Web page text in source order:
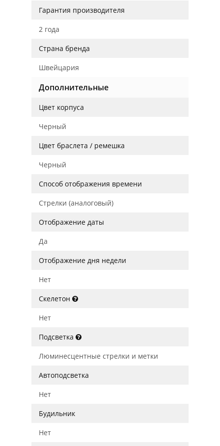
Гарантия производителя
2 года
Страна бренда
Швейцария
Дополнительные
Цвет корпуса
Черный
Цвет браслета / ремешка
Черный
Способ отображения времени
Стрелки (аналоговый)
Отображение даты
Да
Отображение дня недели
Нет
Скелетон
Нет
Подсветка
Люминесцентные стрелки и метки
Автоподсветка
Нет
Будильник
Нет